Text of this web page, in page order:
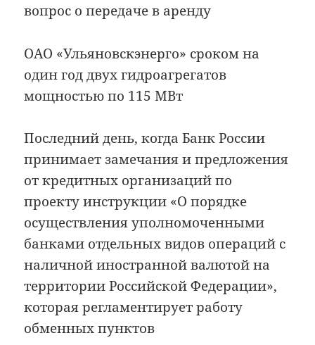
вопрос о передаче в аренду
ОАО «Ульяновскэнерго» сроком на
один год двух гидроагрегатов
мощностью по 115 МВт
Последний день, когда Банк России
принимает замечания и предложения
от кредитных организаций по
проекту инструкции «О порядке
осуществления уполномоченными
банками отдельных видов операций с
наличной иностранной валютой на
территории Российской Федерации»,
которая регламентирует работу
обменных пунктов